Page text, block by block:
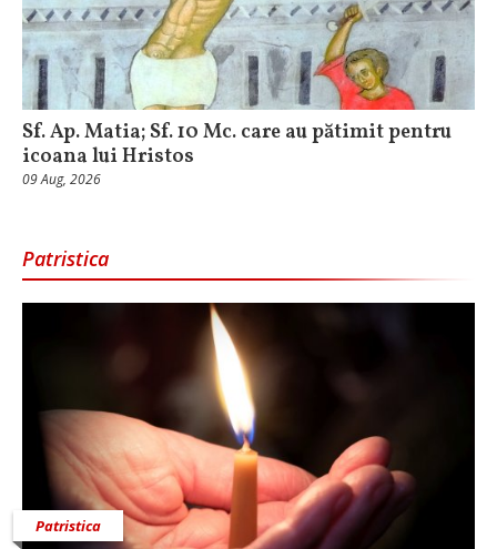
Sf. Ap. Matia; Sf. 10 Mc. care au pătimit pentru
icoana lui Hristos
09 Aug, 2026
Patristica
Patristica